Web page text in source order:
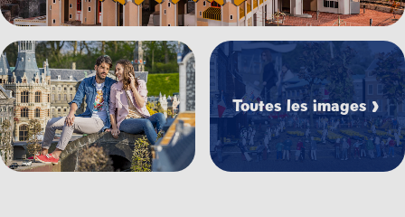
Voir l'image
Voir l'image
Toutes les images